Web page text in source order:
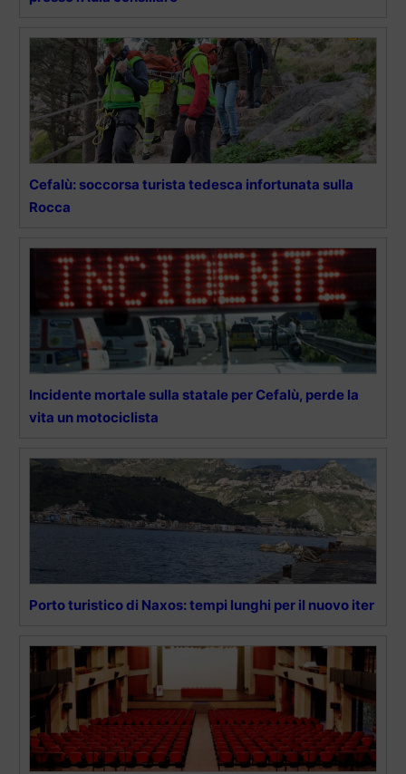
Cefalù: soccorsa turista tedesca infortunata sulla
Rocca
Incidente mortale sulla statale per Cefalù, perde la
vita un motociclista
Porto turistico di Naxos: tempi lunghi per il nuovo iter